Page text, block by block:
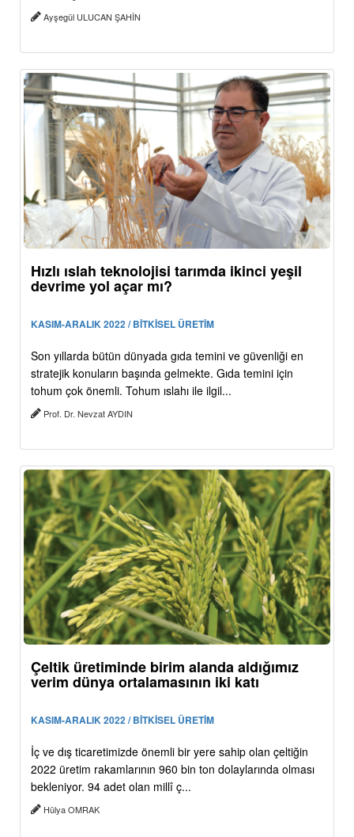
Ayşegül ULUCAN ŞAHİN
Hızlı ıslah teknolojisi tarımda ikinci yeşil
devrime yol açar mı?
KASIM-ARALIK 2022 / BİTKİSEL ÜRETİM
Son yıllarda bütün dünyada gıda temini ve güvenliği en
stratejik konuların başında gelmekte. Gıda temini için
tohum çok önemli. Tohum ıslahı ile ilgil...
Prof. Dr. Nevzat AYDIN
Çeltik üretiminde birim alanda aldığımız
verim dünya ortalamasının iki katı
KASIM-ARALIK 2022 / BİTKİSEL ÜRETİM
İç ve dış ticaretimizde önemli bir yere sahip olan çeltiğin
2022 üretim rakamlarının 960 bin ton dolaylarında olması
bekleniyor. 94 adet olan millî ç...
Hülya OMRAK